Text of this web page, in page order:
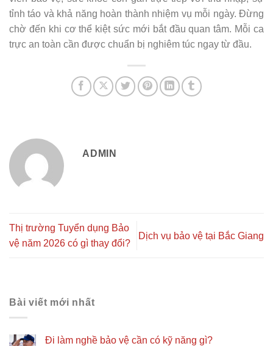
tỉnh táo và khả năng hoàn thành nhiệm vụ mỗi ngày. Đừng
chờ đến khi cơ thể kiệt sức mới bắt đầu quan tâm. Mỗi ca
trực an toàn cần được chuẩn bị nghiêm túc ngay từ đầu.
ADMIN
Thị trường Tuyển dụng Bảo
vệ năm 2026 có gì thay đổi?
Dịch vụ bảo vệ tại Bắc Giang
Bài viết mới nhất
Đi làm nghề bảo vệ cần có kỹ năng gì?